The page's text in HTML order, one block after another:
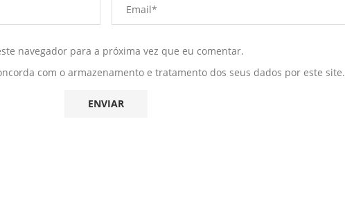
navegador para a próxima vez que eu comentar.
com o armazenamento e tratamento dos seus dados por este site.